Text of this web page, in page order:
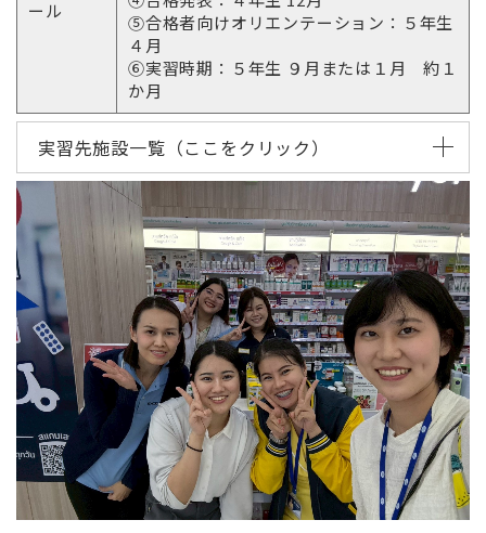
ール
⑤合格者向けオリエンテーション：５年生
４月
⑥実習時期：５年生 ９月または１月 約１
か月
実習先施設一覧（ここをクリック）